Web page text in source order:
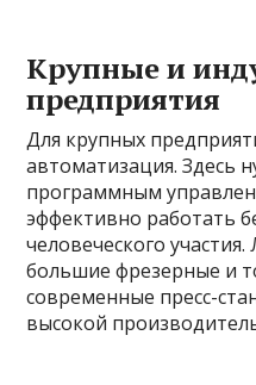
Крупные и
предприятия
Для крупных
автоматизация. Здесь
программным
эффективно работать
человеческого
большие фрезерные и
современные пресс-
высокой